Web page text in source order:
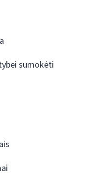
sumokėti